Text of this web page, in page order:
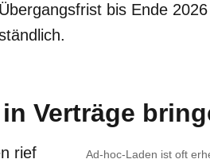
bis Ende
Verträge
Ad-hoc-Laden ist oft
rief